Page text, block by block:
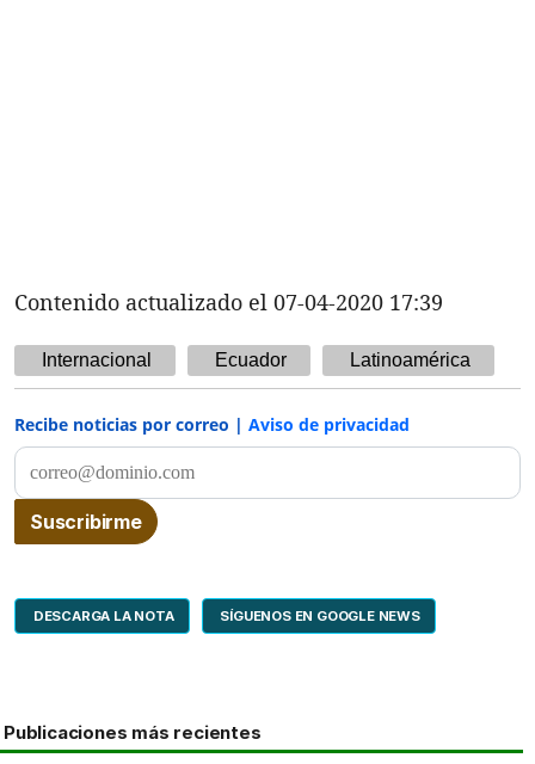
Contenido actualizado el 07-04-2020 17:39
Internacional Ecuador Latinoamérica
Recibe noticias por correo | Aviso de privacidad
DESCARGA LA NOTA SÍGUENOS EN GOOGLE NEWS
Publicaciones más recientes